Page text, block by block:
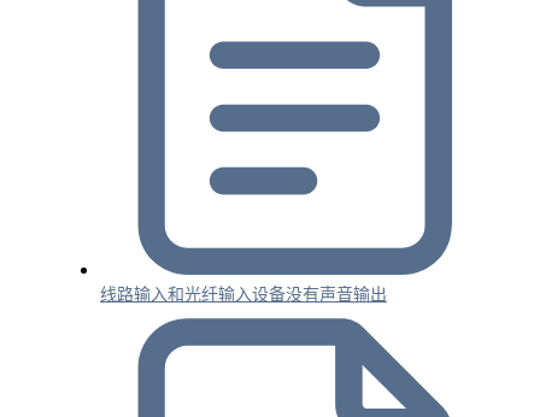
线路输入和光纤输入设备没有声音输出